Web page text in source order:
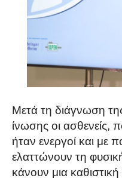
Μετά τη διάγνωση
ίνωσης οι ασθενείς,
ήταν ενεργοί και με
ελαττώνουν τη
κάνουν μια